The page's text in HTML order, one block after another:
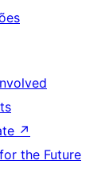
↗
the Future